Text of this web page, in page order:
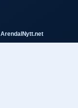
ArendalNytt.net